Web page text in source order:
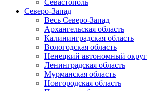
Севастополь
Северо-Запад
Весь Северо-Запад
Архангельская область
Калининградская область
Вологодская область
Ненецкий автономный округ
Ленинградская область
Мурманская область
Новгородская область